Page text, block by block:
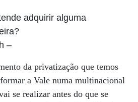
adquirir alguma
–
da privatização que temos
a Vale numa multinacional
se realizar antes do que se